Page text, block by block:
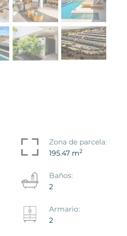
Zona de parcela:
195.47 m2
Baños:
2
Armario:
2